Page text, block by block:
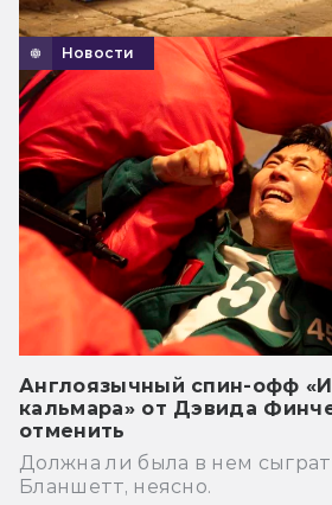
Новости
Англоязычный спин-офф
кальмара» от Дэвида
отменить
Должна ли была в нем
Бланшетт, неясно.